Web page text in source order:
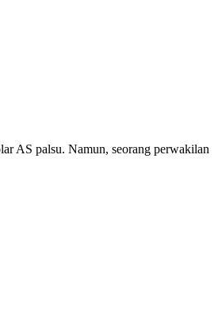
AS palsu. Namun, seorang perwakilan